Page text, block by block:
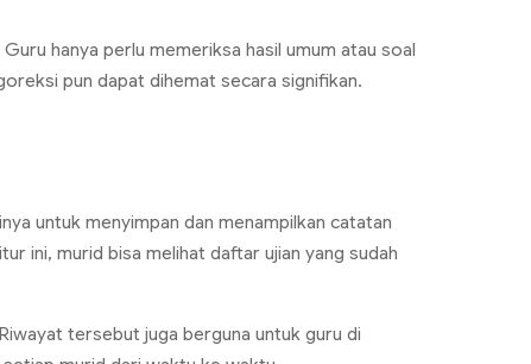
hanya perlu memeriksa hasil umum atau soal
pun dapat dihemat secara signifikan.
untuk menyimpan dan menampilkan catatan
ini, murid bisa melihat daftar ujian yang sudah
tersebut juga berguna untuk guru di